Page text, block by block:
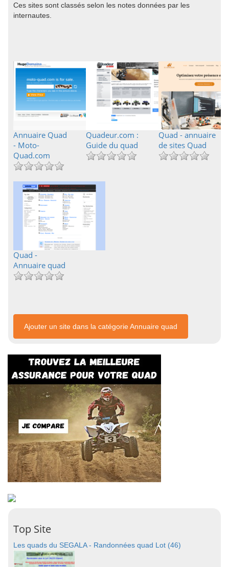
Ces sites sont classés selon les notes données par les
internautes.
Annuaire Quad
- Moto-
Quad.com
Quadeur.com :
Guide du quad
Quad - annuaire
de sites Quad
Quad -
Annuaire quad
Ajouter un site dans la catégorie Annuaire quad
Top Site
Les quads du SEGALA - Randonnées quad Lot (46)